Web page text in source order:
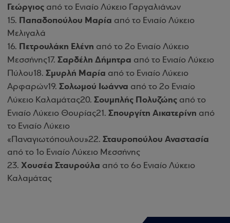
Γεώργιος από το Ενιαίο Λύκειο Γαργαλιάνων
15. Παπαδοπούλου Μαρία από το Ενιαίο Λύκειο
Μελιγαλά
16. Πετρουλάκη Ελένη από το 2ο Ενιαίο Λύκειο
Μεσσήνης17. Σαρδέλη Δήμητρα από το Ενιαίο Λύκειο
Πύλου18. Σμυρλή Μαρία από το Ενιαίο Λύκειο
Αρφαρών19. Σολωμού Ιωάννα από το 2ο Ενιαίο
Λύκειο Καλαμάτας20. Σουμπλής Πολυζώης από το
Ενιαίο Λύκειο Θουρίας21. Σπουργίτη Αικατερίνη από
το Ενιαίο Λύκειο
«Παναγιωτόπουλου»22. Σταυροπούλου Αναστασία
από το 1ο Ενιαίο Λύκειο Μεσσήνης
23. Χουσέα Σταυρούλα από το 6ο Ενιαίο Λύκειο
Καλαμάτας